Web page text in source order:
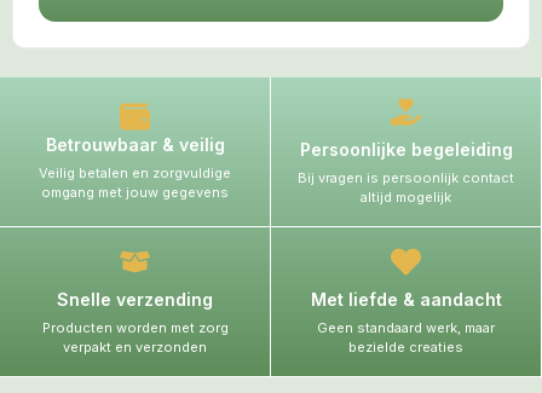
Betrouwbaar & veilig
Veilig betalen en zorgvuldige
omgang met jouw gegevens
Persoonlijke begeleiding
Bij vragen is persoonlijk contact
altijd mogelijk
Snelle verzending
Producten worden met zorg
verpakt en verzonden
Met liefde & aandacht
Geen standaard werk, maar
bezielde creaties